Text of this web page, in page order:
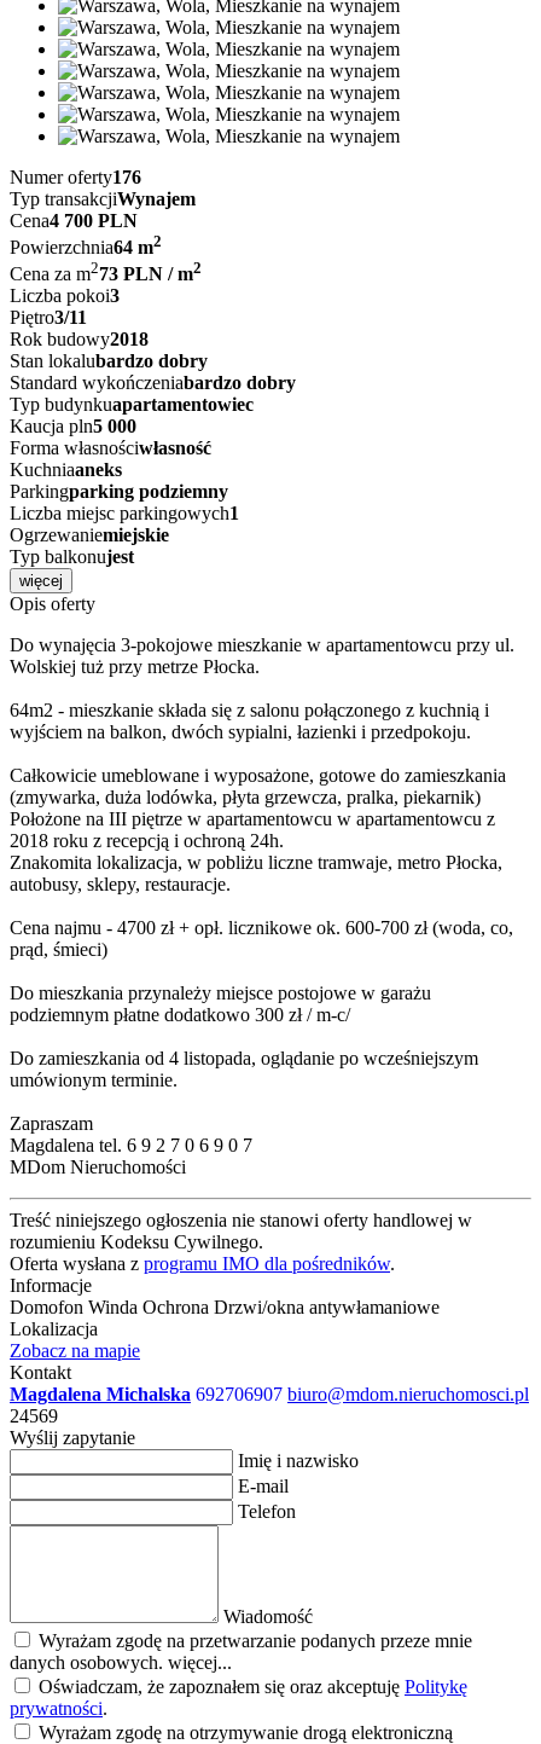
Numer oferty176
Typ transakcjiWynajem
Cena4 700 PLN
Powierzchnia64 m2
Cena za m273 PLN / m2
Liczba pokoi3
Piętro3/11
Rok budowy2018
Stan lokalubardzo dobry
Standard wykończeniabardzo dobry
Typ budynkuapartamentowiec
Kaucja pln5 000
Forma własnościwłasność
Kuchniaaneks
Parkingparking podziemny
Liczba miejsc parkingowych1
Ogrzewaniemiejskie
Typ balkonujest
więcej
Opis oferty
Do wynajęcia 3-pokojowe mieszkanie w apartamentowcu przy ul.
Wolskiej tuż przy metrze Płocka.
64m2 - mieszkanie składa się z salonu połączonego z kuchnią i
wyjściem na balkon, dwóch sypialni, łazienki i przedpokoju.
Całkowicie umeblowane i wyposażone, gotowe do zamieszkania
(zmywarka, duża lodówka, płyta grzewcza, pralka, piekarnik)
Położone na III piętrze w apartamentowcu w apartamentowcu z
2018 roku z recepcją i ochroną 24h.
Znakomita lokalizacja, w pobliżu liczne tramwaje, metro Płocka,
autobusy, sklepy, restauracje.
Cena najmu - 4700 zł + opł. licznikowe ok. 600-700 zł (woda, co,
prąd, śmieci)
Do mieszkania przynależy miejsce postojowe w garażu
podziemnym płatne dodatkowo 300 zł / m-c/
Do zamieszkania od 4 listopada, oglądanie po wcześniejszym
umówionym terminie.
Zapraszam
Magdalena tel. 6 9 2 7 0 6 9 0 7
MDom Nieruchomości
Treść niniejszego ogłoszenia nie stanowi oferty handlowej w
rozumieniu Kodeksu Cywilnego.
Oferta wysłana z programu IMO dla pośredników.
Informacje
Domofon Winda Ochrona Drzwi/okna antywłamaniowe
Lokalizacja
Zobacz na mapie
Kontakt
Magdalena Michalska 692706907 biuro@mdom.nieruchomosci.pl
24569
Wyślij zapytanie
Imię i nazwisko
E-mail
Telefon
Wiadomość
Wyrażam zgodę na przetwarzanie podanych przeze mnie
danych osobowych. więcej...
Oświadczam, że zapoznałem się oraz akceptuję Politykę
prywatności.
Wyrażam zgodę na otrzymywanie drogą elektroniczną